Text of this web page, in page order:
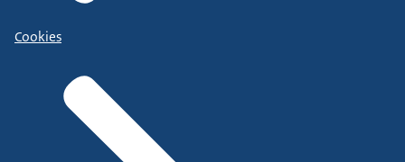
Cookies